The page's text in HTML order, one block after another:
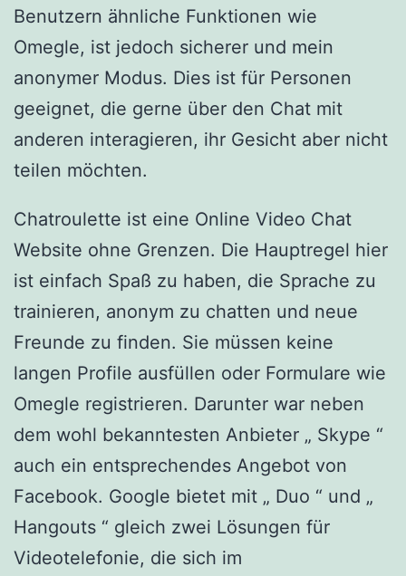
Benutzern ähnliche Funktionen wie
Omegle, ist jedoch sicherer und mein
anonymer Modus. Dies ist für Personen
geeignet, die gerne über den Chat mit
anderen interagieren, ihr Gesicht aber nicht
teilen möchten.
Chatroulette ist eine Online Video Chat
Website ohne Grenzen. Die Hauptregel hier
ist einfach Spaß zu haben, die Sprache zu
trainieren, anonym zu chatten und neue
Freunde zu finden. Sie müssen keine
langen Profile ausfüllen oder Formulare wie
Omegle registrieren. Darunter war neben
dem wohl bekanntesten Anbieter „ Skype “
auch ein entsprechendes Angebot von
Facebook. Google bietet mit „ Duo “ und „
Hangouts “ gleich zwei Lösungen für
Videotelefonie, die sich im